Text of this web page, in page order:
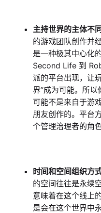
主持世界的主体不同
的游戏团队创作并
是一种极其中心化
Second Life 到
派的平台出现，让
界”成为可能。所以
可能不是来自于游
朋友创作的。平台
个管理治理者的角色
时间和空间组织方
的空间往往是永续
意味着在这个线上
是会在这个世界中